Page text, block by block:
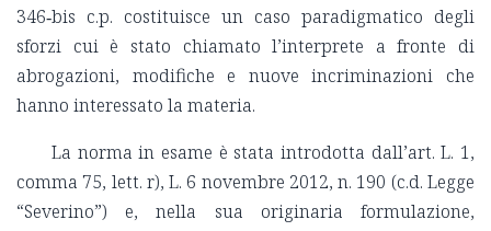
346‑bis c.p. costituisce un caso paradigmatico degli
sforzi cui è stato chiamato l’interprete a fronte di
abrogazioni, modifiche e nuove incriminazioni che
hanno interessato la materia.
La norma in esame è stata introdotta dall’art. L. 1,
comma 75, lett. r), L. 6 novembre 2012, n. 190 (c.d. Legge
“Severino”) e, nella sua originaria formulazione,